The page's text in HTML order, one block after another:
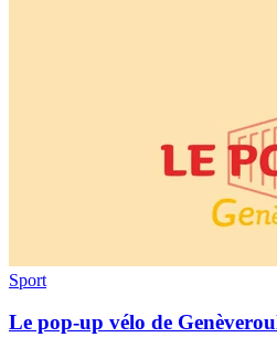
Sport
Le pop-up vélo de